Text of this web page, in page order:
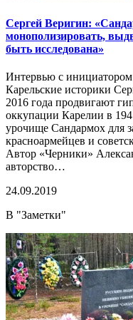
Сергей Веригин:
монополизировать,
быть исследована»
Интервью с
Карельские историки
2016 года продвигают
оккупации Карелии в
урочище Сандармох для
красноармейцев и
Автор «Черники»
авторство…
24.09.2019
В "Заметки"